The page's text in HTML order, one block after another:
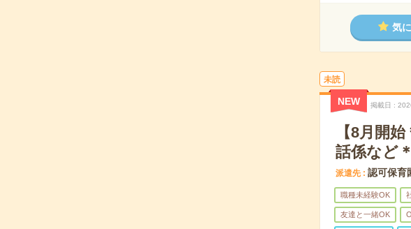
気
未読
NEW 掲載日
【8月開
話係など
派遣先 認可保育
職種未経験OK
友達と一緒OK